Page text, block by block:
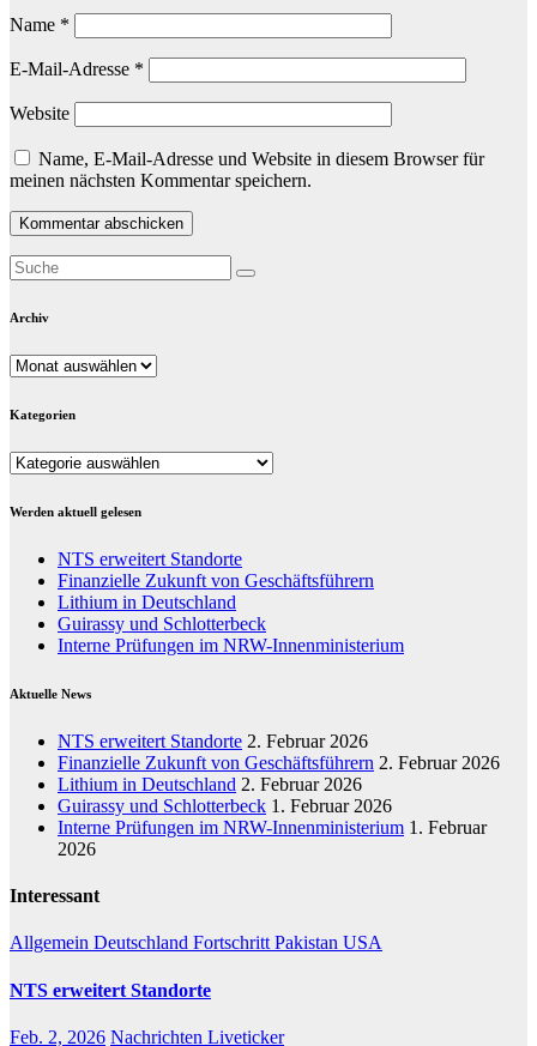
Name *
E-Mail-Adresse *
Website
Name, E-Mail-Adresse und Website in diesem Browser für
meinen nächsten Kommentar speichern.
Archiv
Archiv
Kategorien
Kategorien
Werden aktuell gelesen
NTS erweitert Standorte
Finanzielle Zukunft von Geschäftsführern
Lithium in Deutschland
Guirassy und Schlotterbeck
Interne Prüfungen im NRW-Innenministerium
Aktuelle News
NTS erweitert Standorte 2. Februar 2026
Finanzielle Zukunft von Geschäftsführern 2. Februar 2026
Lithium in Deutschland 2. Februar 2026
Guirassy und Schlotterbeck 1. Februar 2026
Interne Prüfungen im NRW-Innenministerium 1. Februar
2026
Interessant
Allgemein Deutschland Fortschritt Pakistan USA
NTS erweitert Standorte
Feb. 2, 2026 Nachrichten Liveticker